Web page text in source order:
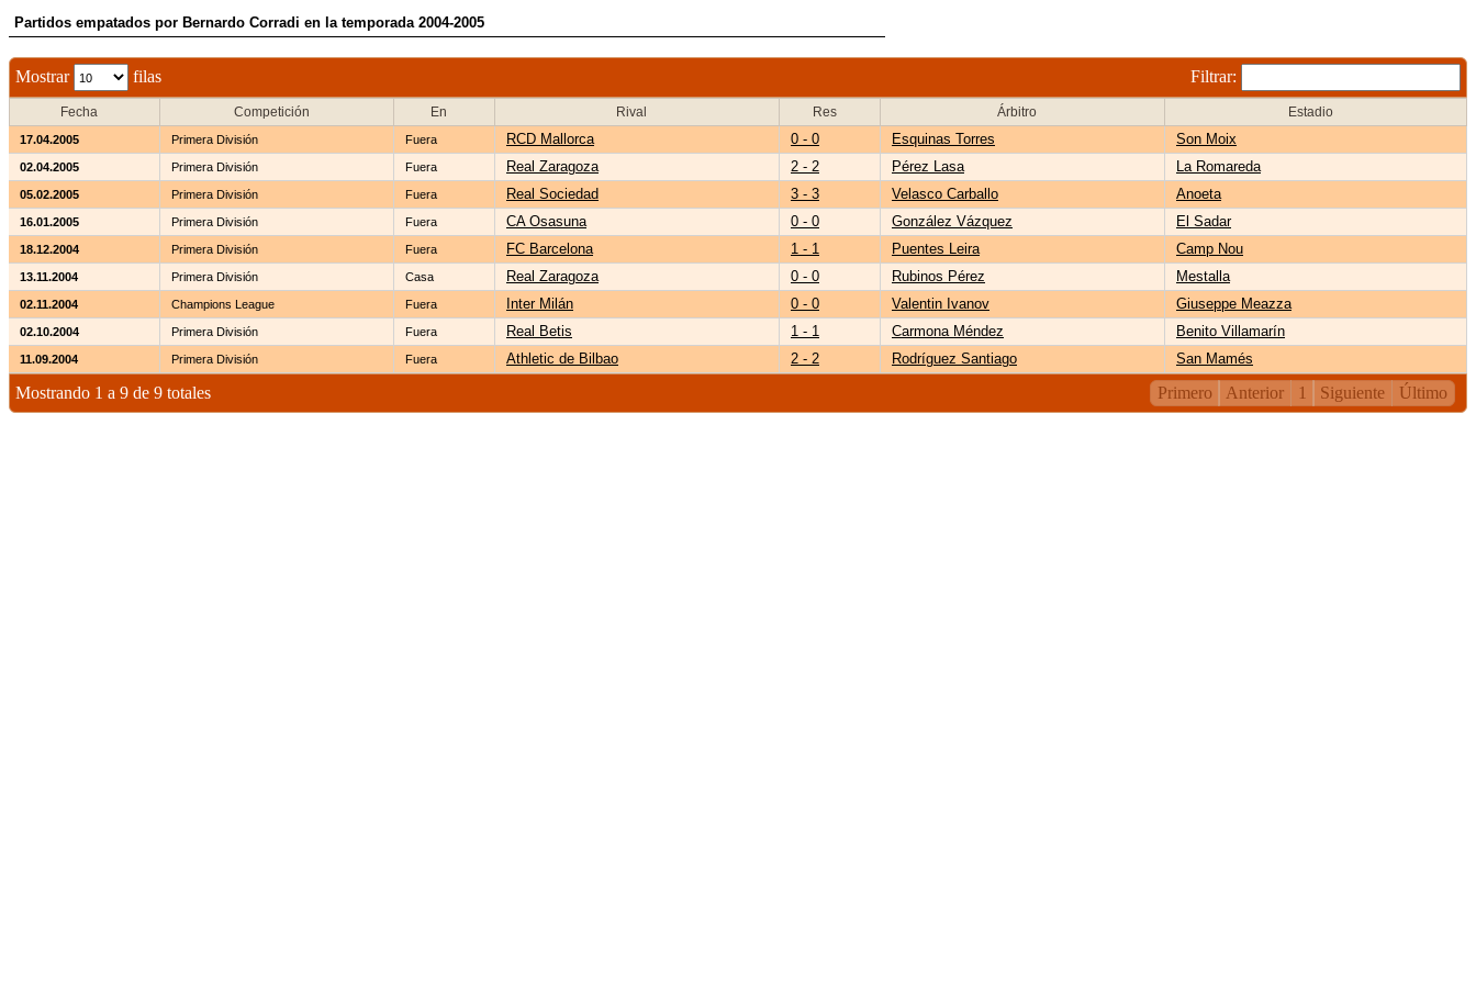
Partidos empatados por Bernardo Corradi en la temporada 2004-2005
Mostrar filas Filtrar:
Fecha Competición En Rival Res Árbitro Estadio
17.04.2005 Primera División Fuera RCD Mallorca 0 - 0 Esquinas Torres Son Moix
02.04.2005 Primera División Fuera Real Zaragoza 2 - 2 Pérez Lasa La Romareda
05.02.2005 Primera División Fuera Real Sociedad 3 - 3 Velasco Carballo Anoeta
16.01.2005 Primera División Fuera CA Osasuna 0 - 0 González Vázquez El Sadar
18.12.2004 Primera División Fuera FC Barcelona 1 - 1 Puentes Leira Camp Nou
13.11.2004 Primera División Casa Real Zaragoza 0 - 0 Rubinos Pérez Mestalla
02.11.2004 Champions League Fuera Inter Milán 0 - 0 Valentin Ivanov Giuseppe Meazza
02.10.2004 Primera División Fuera Real Betis 1 - 1 Carmona Méndez Benito Villamarín
11.09.2004 Primera División Fuera Athletic de Bilbao 2 - 2 Rodríguez Santiago San Mamés
Mostrando 1 a 9 de 9 totales Primero Anterior 1 Siguiente Último